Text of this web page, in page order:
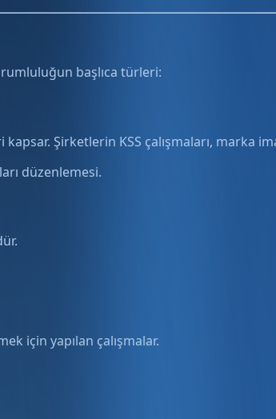
başlıca türleri:
Şirketlerin KSS çalışmaları, marka
düzenlemesi.
için yapılan çalışmalar.